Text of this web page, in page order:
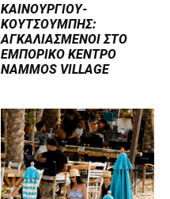
ΚΑΙΝΟΥΡΓΙΟΥ-
ΚΟΥΤΣΟΥΜΠΗΣ:
ΑΓΚΑΛΙΑΣΜΕΝΟΙ ΣΤΟ
ΕΜΠΟΡΙΚΟ ΚΕΝΤΡΟ
NAMMOS VILLAGE